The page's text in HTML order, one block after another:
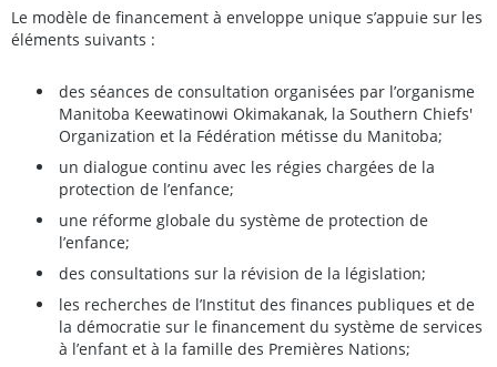
Le modèle de financement à enveloppe unique s’appuie sur les
éléments suivants :
des séances de consultation organisées par l’organisme
Manitoba Keewatinowi Okimakanak, la Southern Chiefs'
Organization et la Fédération métisse du Manitoba;
un dialogue continu avec les régies chargées de la
protection de l’enfance;
une réforme globale du système de protection de
l’enfance;
des consultations sur la révision de la législation;
les recherches de l’Institut des finances publiques et de
la démocratie sur le financement du système de services
à l’enfant et à la famille des Premières Nations;